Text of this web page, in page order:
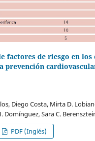
factores de riesgo en
prevención
Diego Costa, Mirta D.
Domínguez, Sara C.
PDF (Inglés)